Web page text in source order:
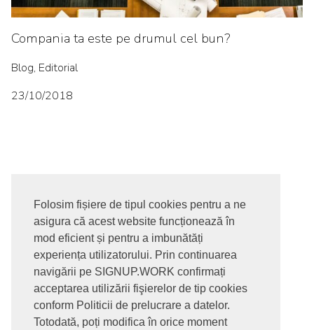
Folosim fișiere de tipul cookies pentru a ne
asigura că acest website funcționează în
mod eficient și pentru a imbunătăți
experiența utilizatorului. Prin continuarea
navigării pe SIGNUP.WORK confirmați
acceptarea utilizării fişierelor de tip cookies
conform Politicii de prelucrare a datelor.
Totodată, poți modifica în orice moment
Compania ta este pe drumul cel bun?
Blog, Editorial
23/10/2018
© 2017-2026. Toate drepturile rezervate
SIGNUPDOTWORK SRLTermeni si conditii | Politica de
confidentialitate | Politica de livrare si anulare comanda |
Politica GDPR